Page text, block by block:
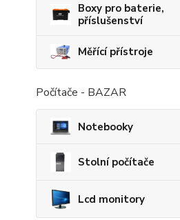
Boxy pro baterie,
příslušenství
Měřící přístroje
Počítače - BAZAR
Notebooky
Stolní počítače
Lcd monitory